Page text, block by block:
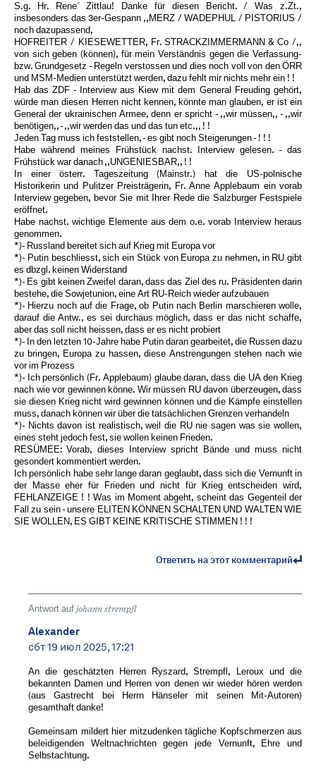
S.g. Hr. Rene´ Zittlau! Danke für diesen Bericht. / Was z.Zt.,
insbesonders das 3er-Gespann ,,MERZ / WADEPHUL / PISTORIUS /
noch dazupassend,
HOFREITER / KIESEWETTER, Fr. STRACKZIMMERMANN & Co /,,
von sich geben (können), für mein Verständnis gegen die Verfassung-
bzw. Grundgesetz - Regeln verstossen und dies noch voll von den ÖRR
und MSM-Medien unterstützt werden, dazu fehlt mir nichts mehr ein ! !
Hab das ZDF - Interview aus Kiew mit dem General Freuding gehört,
würde man diesen Herren nicht kennen, könnte man glauben, er ist ein
General der ukrainischen Armee, denn er spricht - ,,wir müssen,, - ,,wir
benötigen,, - ,,wir werden das und das tun etc.,, ! !
Jeden Tag muss ich feststellen, - es gibt noch Steigerungen - ! ! !
Habe während meines Frühstück nachst. Interview gelesen. - das
Frühstück war danach ,,UNGENIESBAR,, ! !
In einer österr. Tageszeitung (Mainstr.) hat die US-polnische
Historikerin und Pulitzer Preisträgerin, Fr. Anne Applebaum ein vorab
Interview gegeben, bevor Sie mit Ihrer Rede die Salzburger Festspiele
eröffnet.
Habe nachst. wichtige Elemente aus dem o.e. vorab Interview heraus
genommen.
*)- Russland bereitet sich auf Krieg mit Europa vor
*)- Putin beschliesst, sich ein Stück von Europa zu nehmen, in RU gibt
es dbzgl. keinen Widerstand
*)- Es gibt keinen Zweifel daran, dass das Ziel des ru. Präsidenten darin
bestehe, die Sowjetunion, eine Art RU-Reich wieder aufzubauen
*)- Hierzu noch auf die Frage, ob Putin nach Berlin marschieren wolle,
darauf die Antw., es sei durchaus möglich, dass er das nicht schaffe,
aber das soll nicht heissen, dass er es nicht probiert
*)- In den letzten 10-Jahre habe Putin daran gearbeitet, die Russen dazu
zu bringen, Europa zu hassen, diese Anstrengungen stehen nach wie
vor im Prozess
*)- Ich persönlich (Fr. Applebaum) glaube daran, dass die UA den Krieg
nach wie vor gewinnen könne. Wir müssen RU davon überzeugen, dass
sie diesen Krieg nicht wird gewinnen können und die Kämpfe einstellen
muss, danach können wir über die tatsächlichen Grenzen verhandeln
*)- Nichts davon ist realistisch, weil die RU nie sagen was sie wollen,
eines steht jedoch fest, sie wollen keinen Frieden.
RESÜMEE: Vorab, dieses Interview spricht Bände und muss nicht
gesondert kommentiert werden.
Ich persönlich habe sehr lange daran geglaubt, dass sich die Vernunft in
der Masse eher für Frieden und nicht für Krieg entscheiden wird,
FEHLANZEIGE ! ! Was im Moment abgeht, scheint das Gegenteil der
Fall zu sein - unsere ELITEN KÖNNEN SCHALTEN UND WALTEN WIE
SIE WOLLEN, ES GIBT KEINE KRITISCHE STIMMEN ! ! !
Ответить на этот комментарий
Antwort auf johann strempfl
Alexander
сбт 19 июл 2025, 17:21
An die geschätzten Herren Ryszard, Strempfl, Leroux und die
bekannten Damen und Herren von denen wir wieder hören werden
(aus Gastrecht bei Herrn Hänseler mit seinen Mit-Autoren)
gesamthaft danke!
Gemeinsam mildert hier mitzudenken tägliche Kopfschmerzen aus
beleidigenden Weltnachrichten gegen jede Vernunft, Ehre und
Selbstachtung.